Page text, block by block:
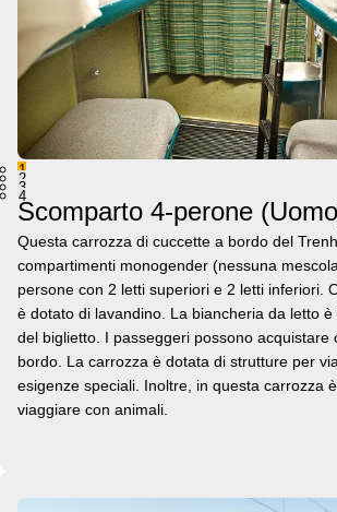
1
2
3
4
Scomparto 4-perone
Questa carrozza di cuccette a bordo del
compartimenti monogender (nessuna
persone con 2 letti superiori e 2 letti inferiori.
è dotato di lavandino. La biancheria da letto
del biglietto. I passeggeri possono acquistare
bordo. La carrozza è dotata di strutture per
esigenze speciali. Inoltre, in questa carrozza
viaggiare con animali.